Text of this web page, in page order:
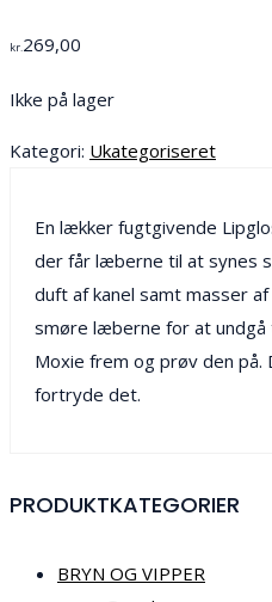
kr. 269,00
Ikke på lager
Kategori: Ukategoriseret
En lækker fugtgivende
der får læberne til at synes
duft af kanel samt masser
smøre læberne for at
Moxie frem og prøv den på.
fortryde det.
PRODUKTKATEGORIER
BRYN OG VIPPER